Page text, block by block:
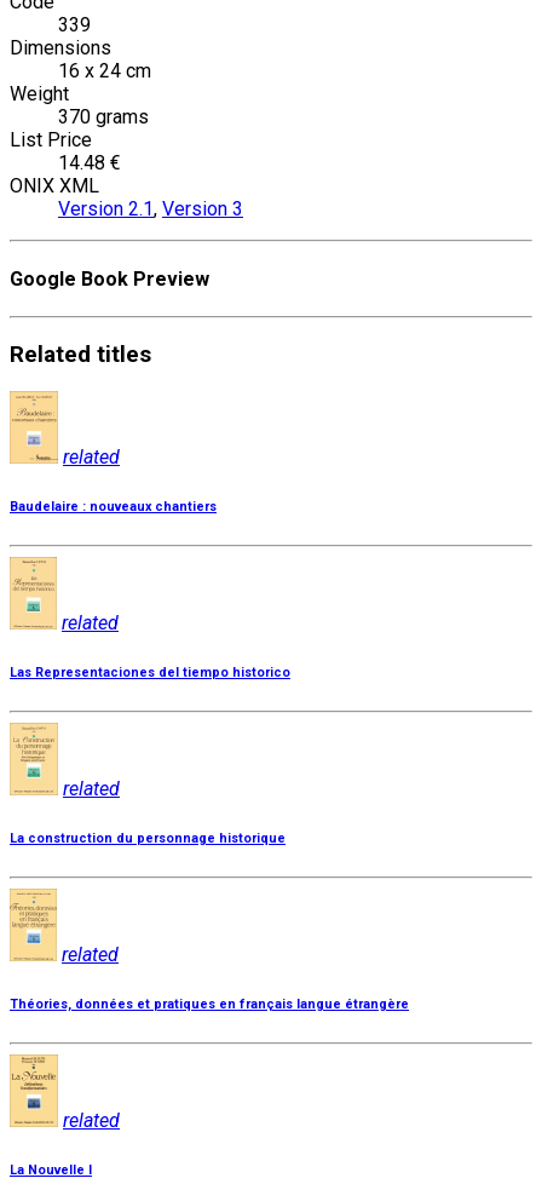
339
Dimensions
16 x 24 cm
Weight
370 grams
List Price
14.48 €
ONIX XML
Version 2.1, Version 3
Google Book Preview
Related titles
related
Baudelaire : nouveaux chantiers
related
Las Representaciones del tiempo historico
related
La construction du personnage historique
related
Théories, données et pratiques en français langue étrangère
related
La Nouvelle I